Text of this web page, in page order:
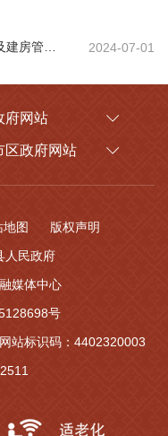
2024-07-01
府网站
区政府网站
地图
版权声明
人民政府
媒体中心
号
网站标识码：4402320003